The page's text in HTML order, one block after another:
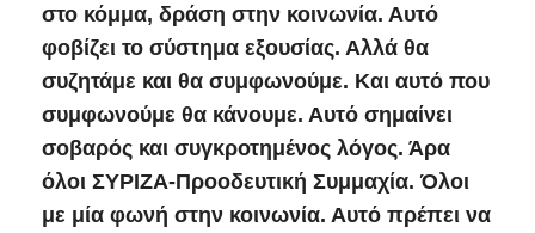
στο κόμμα, δράση στην κοινωνία. Αυτό
φοβίζει το σύστημα εξουσίας. Αλλά θα
συζητάμε και θα συμφωνούμε. Και αυτό που
συμφωνούμε θα κάνουμε. Αυτό σημαίνει
σοβαρός και συγκροτημένος λόγος. Άρα
όλοι ΣΥΡΙΖΑ-Προοδευτική Συμμαχία. Όλοι
με μία φωνή στην κοινωνία. Αυτό πρέπει να